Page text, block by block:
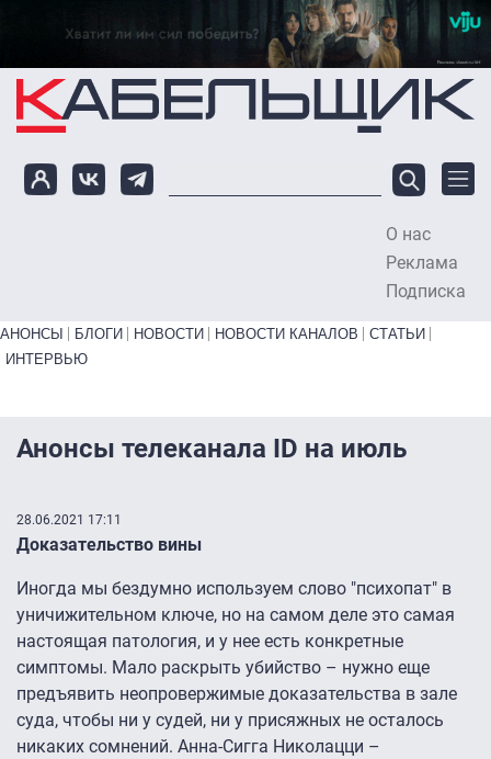
Перейти к основному содержанию
О нас
Реклама
Подписка
Primary links bottom
АНОНСЫ БЛОГИ НОВОСТИ НОВОСТИ КАНАЛОВ
СТАТЬИ
ИНТЕРВЬЮ
Анонсы телеканала ID на июль
28.06.2021 17:11
Доказательство вины
Иногда мы бездумно используем слово "психопат" в
уничижительном ключе, но на самом деле это самая
настоящая патология, и у нее есть конкретные
симптомы. Мало раскрыть убийство – нужно еще
предъявить неопровержимые доказательства в зале
суда, чтобы ни у судей, ни у присяжных не осталось
никаких сомнений. Анна-Сигга Николацци –